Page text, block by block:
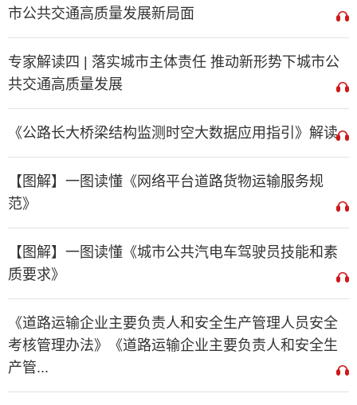
市公共交通高质量发展新局面
专家解读四 | 落实城市主体责任 推动新形势下城市公
共交通高质量发展
《公路长大桥梁结构监测时空大数据应用指引》解读
【图解】一图读懂《网络平台道路货物运输服务规
范》
【图解】一图读懂《城市公共汽电车驾驶员技能和素
质要求》
《道路运输企业主要负责人和安全生产管理人员安全
考核管理办法》《道路运输企业主要负责人和安全生
产管...